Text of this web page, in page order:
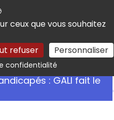
ceux que vous souhaitez
refuser Personnaliser
confidentialitéRechercher
: GALI fait le